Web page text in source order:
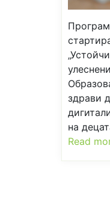
здрави
на
Read